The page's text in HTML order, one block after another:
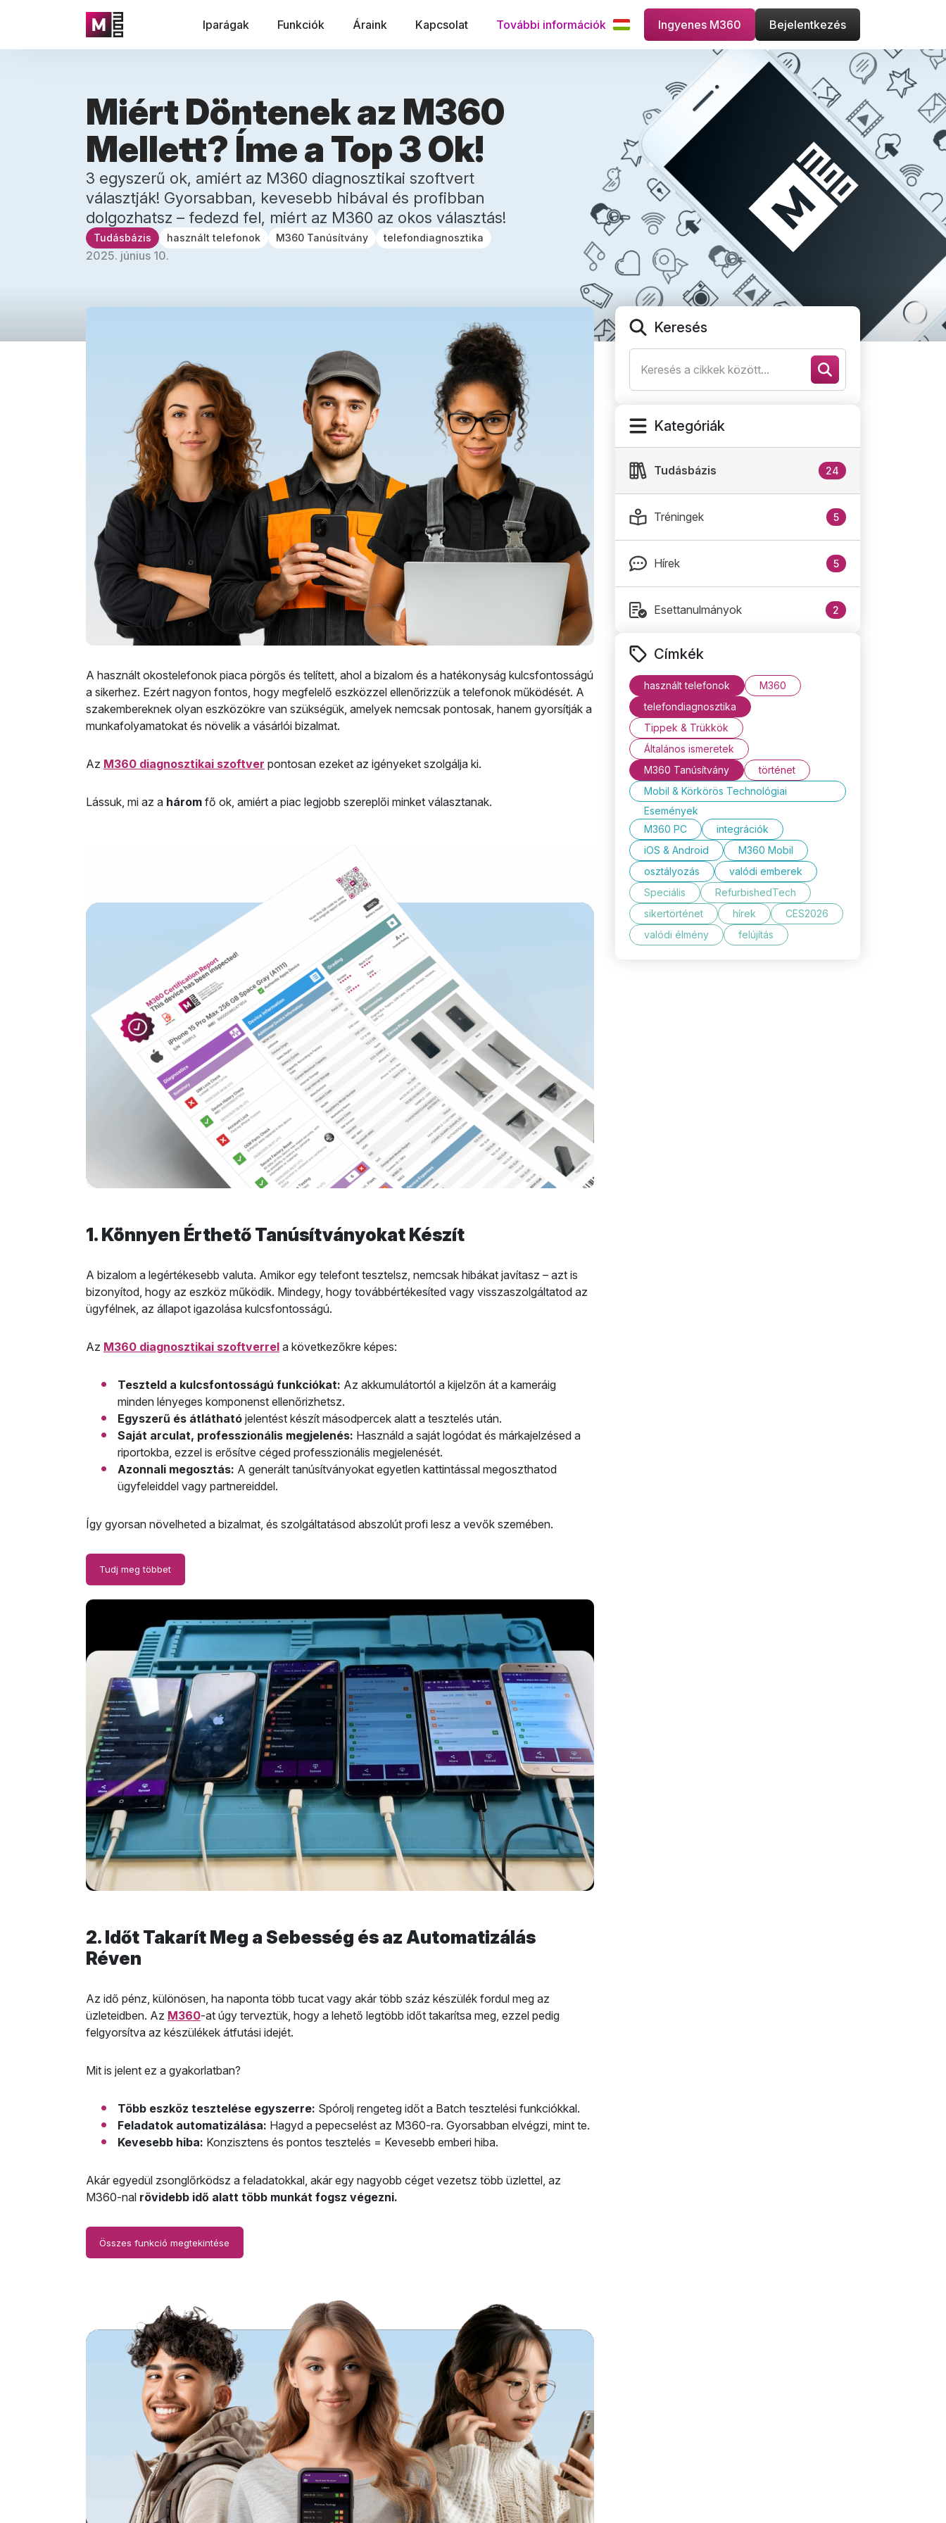
Iparágak Funkciók Áraink Kapcsolat További információk Ingyenes M360 Bejelentkezés
Miért Döntenek az M360
Mellett? Íme a Top 3 Ok!
3 egyszerű ok, amiért az M360 diagnosztikai szoftvert
választják! Gyorsabban, kevesebb hibával és profibban
dolgozhatsz – fedezd fel, miért az M360 az okos választás!
Tudásbázis használt telefonok M360 Tanúsítvány telefondiagnosztika
2025. június 10.
A használt okostelefonok piaca pörgős és telített, ahol a bizalom és a hatékonyság kulcsfontosságú
a sikerhez. Ezért nagyon fontos, hogy megfelelő eszközzel ellenőrizzük a telefonok működését. A
szakembereknek olyan eszközökre van szükségük, amelyek nemcsak pontosak, hanem gyorsítják a
munkafolyamatokat és növelik a vásárlói bizalmat.
Az M360 diagnosztikai szoftver pontosan ezeket az igényeket szolgálja ki.
Lássuk, mi az a három fő ok, amiért a piac legjobb szereplői minket választanak.
1. Könnyen Érthető Tanúsítványokat Készít
A bizalom a legértékesebb valuta. Amikor egy telefont tesztelsz, nemcsak hibákat javítasz – azt is
bizonyítod, hogy az eszköz működik. Mindegy, hogy továbbértékesíted vagy visszaszolgáltatod az
ügyfélnek, az állapot igazolása kulcsfontosságú.
Az M360 diagnosztikai szoftverrel a következőkre képes:
Teszteld a kulcsfontosságú funkciókat: Az akkumulátortól a kijelzőn át a kameráig
minden lényeges komponenst ellenőrizhetsz.
Egyszerű és átlátható jelentést készít másodpercek alatt a tesztelés után.
Saját arculat, professzionális megjelenés: Használd a saját logódat és márkajelzésed a
riportokba, ezzel is erősítve céged professzionális megjelenését.
Azonnali megosztás: A generált tanúsítványokat egyetlen kattintással megoszthatod
ügyfeleiddel vagy partnereiddel.
Így gyorsan növelheted a bizalmat, és szolgáltatásod abszolút profi lesz a vevők szemében.
Tudj meg többet
2. Időt Takarít Meg a Sebesség és az Automatizálás
Réven
Az idő pénz, különösen, ha naponta több tucat vagy akár több száz készülék fordul meg az
üzleteidben. Az M360-at úgy terveztük, hogy a lehető legtöbb időt takarítsa meg, ezzel pedig
felgyorsítva az készülékek átfutási idejét.
Mit is jelent ez a gyakorlatban?
Több eszköz tesztelése egyszerre: Spórolj rengeteg időt a Batch tesztelési funkciókkal.
Feladatok automatizálása: Hagyd a pepecselést az M360-ra. Gyorsabban elvégzi, mint te.
Kevesebb hiba: Konzisztens és pontos tesztelés = Kevesebb emberi hiba.
Akár egyedül zsonglőrködsz a feladatokkal, akár egy nagyobb céget vezetsz több üzlettel, az
M360-nal rövidebb idő alatt több munkát fogsz végezni.
Összes funkció megtekintése
Keresés
Kategóriák
Tudásbázis 24
Tréningek 5
Hírek 5
Esettanulmányok 2
Címkék
használt telefonok
M360
telefondiagnosztika
Tippek & Trükkök
Általános ismeretek
M360 Tanúsítvány
történet
Mobil & Körkörös Technológiai
Események
M360 PC
integrációk
iOS & Android
M360 Mobil
osztályozás
valódi emberek
Speciális
RefurbishedTech
sikertörténet
hírek
CES2026
valódi élmény
felújítás